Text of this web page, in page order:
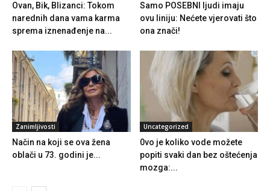
Ovan, Bik, Blizanci: Tokom
narednih dana vama karma
sprema iznenađenje na...
Samo POSEBNI ljudi imaju
ovu liniju: Nećete vjerovati što
ona znači!
Zanimljivosti
Način na koji se ova žena
oblači u 73. godini je...
Uncategorized
0vo je koliko vode možete
popiti svaki dan bez oštećenja
mozga:...